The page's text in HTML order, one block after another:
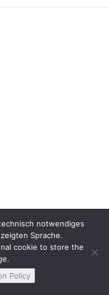
notwendiges
Sprache.
cookie to store the
Policy